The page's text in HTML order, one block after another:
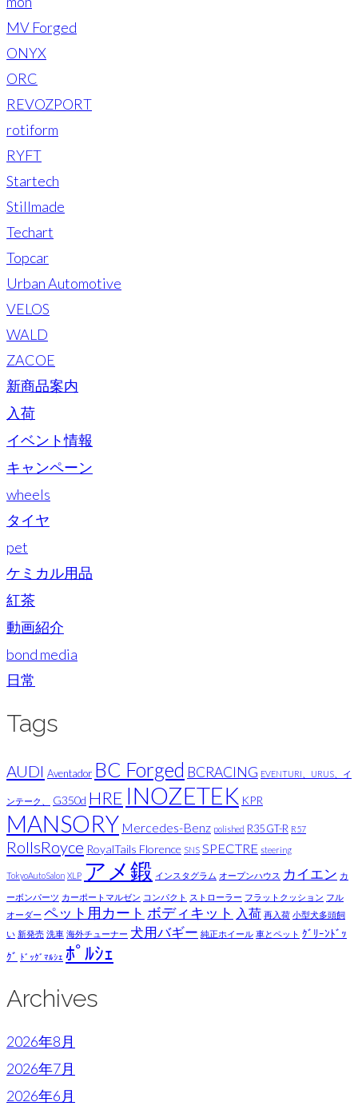
MV Forged
ONYX
ORC
REVOZPORT
rotiform
RYFT
Startech
Stillmade
Techart
Topcar
Urban Automotive
VELOS
WALD
ZACOE
新商品案内
入荷
イベント情報
キャンペーン
wheels
タイヤ
pet
ケミカル用品
紅茶
動画紹介
bond media
日常
Tags
AUDI Aventador BC Forged BCRACING EVENTURI、URUS、イ
ンテーク、 G350d HRE INOZETEK KPR
MANSORY Mercedes-Benz polished R35 GT-R R57
RollsRoyce RoyalTails Florence SNS SPECTRE steering
TokyoAutoSalon XLP アメ鍛 インスタグラム オープンハウス カイエン カ
ーボンパーツ カーポートマルゼン コンパクト ストローラー フラットクッション フル
オーダー ペット用カート ボディキット 入荷 再入荷 小型犬多頭飼
い 新発売 洗車 海外チューナー 犬用バギー 純正ホイール 車とペット ｸﾞﾘｰﾝﾄﾞｯ
ｸﾞ
ﾄﾞｯｸﾞﾏﾙｼｪ ﾎﾟﾙｼｪ
Archives
2026年8月
2026年7月
2026年6月